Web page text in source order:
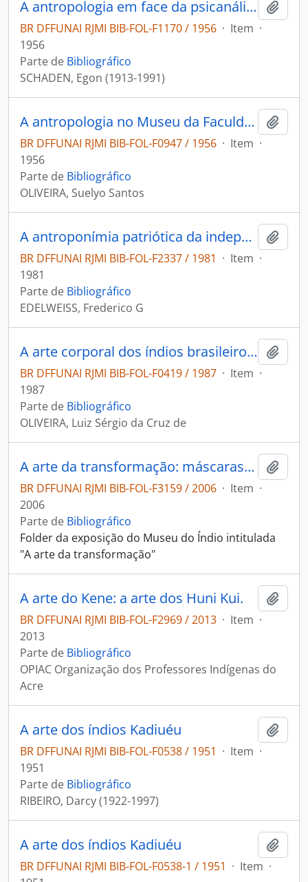
A antropologia em face da psicanálise
BR DFFUNAI RJMI BIB-FOL-F1170 / 1956 · Item ·
1956
Parte de Bibliográfico
SCHADEN, Egon (1913-1991)
A antropologia no Museu da Faculdade Nacional de Odontologia
BR DFFUNAI RJMI BIB-FOL-F0947 / 1956 · Item ·
1956
Parte de Bibliográfico
OLIVEIRA, Suelyo Santos
A antroponímia patriótica da independência
BR DFFUNAI RJMI BIB-FOL-F2337 / 1981 · Item ·
1981
Parte de Bibliográfico
EDELWEISS, Frederico G
A arte corporal dos índios brasileiros e a body-art nos anos 60 e 70
BR DFFUNAI RJMI BIB-FOL-F0419 / 1987 · Item ·
1987
Parte de Bibliográfico
OLIVEIRA, Luiz Sérgio da Cruz de
A arte da transformação: máscaras e rituais indígenas.
BR DFFUNAI RJMI BIB-FOL-F3159 / 2006 · Item ·
2006
Parte de Bibliográfico
Folder da exposição do Museu do Índio intitulada
"A arte da transformação"
A arte do Kene: a arte dos Huni Kui.
BR DFFUNAI RJMI BIB-FOL-F2969 / 2013 · Item ·
2013
Parte de Bibliográfico
OPIAC Organização dos Professores Indígenas do
Acre
A arte dos índios Kadiuéu
BR DFFUNAI RJMI BIB-FOL-F0538 / 1951 · Item ·
1951
Parte de Bibliográfico
RIBEIRO, Darcy (1922-1997)
A arte dos índios Kadiuéu
BR DFFUNAI RJMI BIB-FOL-F0538-1 / 1951 · Item ·